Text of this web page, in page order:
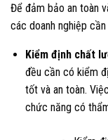
Để đảm bảo an toàn
các doanh nghiệp
Kiểm định chất
đều cần có kiểm
tốt và an toàn.
chức năng có